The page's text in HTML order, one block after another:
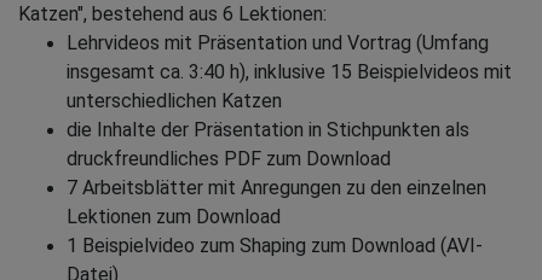
Katzen", bestehend aus 6 Lektionen:
Lehrvideos mit Präsentation und Vortrag (Umfang
insgesamt ca. 3:40 h), inklusive 15 Beispielvideos mit
unterschiedlichen Katzen
die Inhalte der Präsentation in Stichpunkten als
druckfreundliches PDF zum Download
7 Arbeitsblätter mit Anregungen zu den einzelnen
Lektionen zum Download
1 Beispielvideo zum Shaping zum Download (AVI-
Datei)